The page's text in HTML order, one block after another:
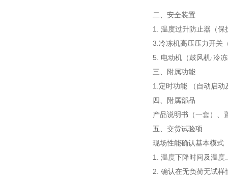
二、安全装置
1. 温度过升防止器（
3.冷冻机高压压力开关
5. 电动机（鼓风机·冷
三、附属功能
1.定时功能 （自动启
四、附属部品
产品说明书（一套）、
五、交货试验项
现场性能确认基本模式
1. 温度下降时间及温度
2. 确认在无负荷无试样